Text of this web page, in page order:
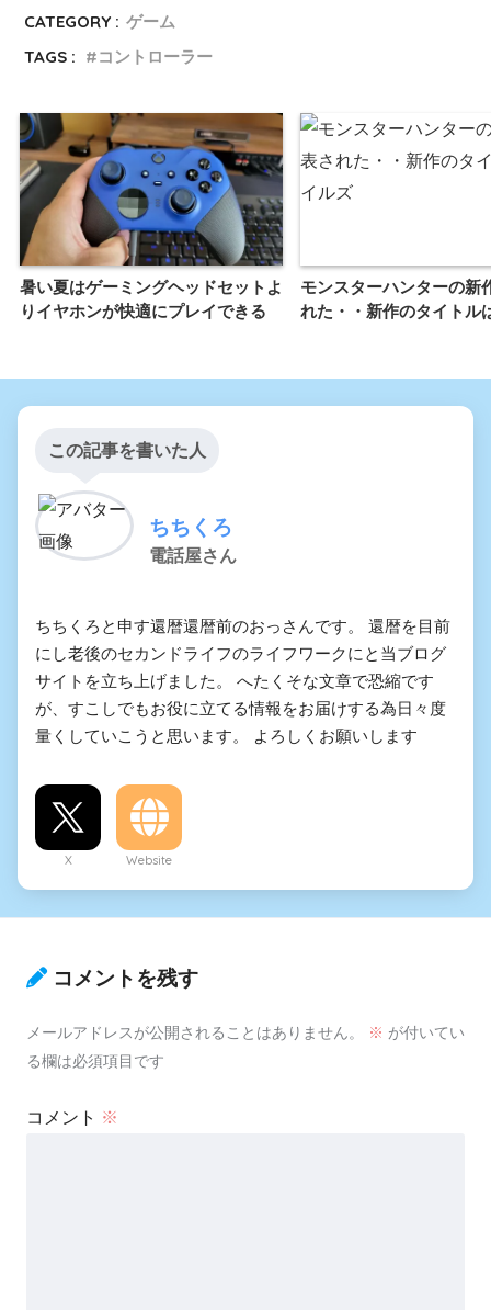
CATEGORY : ゲーム
TAGS :
コントローラー
暑い夏はゲーミングヘッドセットよ
りイヤホンが快適にプレイできる
モンスターハンターの新
れた・・新作のタイトル
この記事を書いた人
ちちくろ
電話屋さん
ちちくろと申す還暦還暦前のおっさんです。 還暦を目前
にし老後のセカンドライフのライフワークにと当ブログ
サイトを立ち上げました。 へたくそな文章で恐縮です
が、すこしでもお役に立てる情報をお届けする為日々度
量くしていこうと思います。 よろしくお願いします
X Website
コメントを残す
メールアドレスが公開されることはありません。 ※ が付いてい
る欄は必須項目です
コメント ※